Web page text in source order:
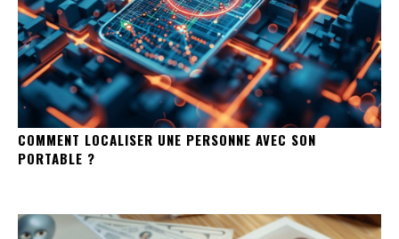
COMMENT LOCALISER UNE PERSONNE AVEC SON
PORTABLE ?